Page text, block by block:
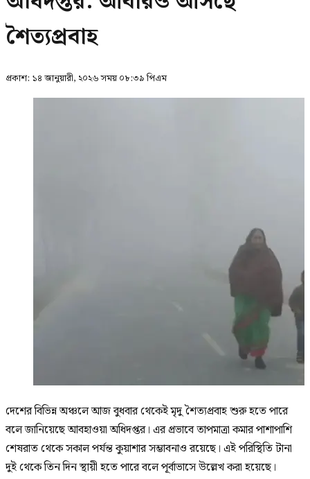
শৈত্যপ্রবাহ
প্রকাশ: ১৪ জানুয়ারী, ২০২৬ সময় ০৮:৩৯ পিএম
দেশের বিভিন্ন অঞ্চলে আজ বুধবার থেকেই মৃদু শৈত্যপ্রবাহ শুরু হতে পারে
বলে জানিয়েছে আবহাওয়া অধিদপ্তর। এর প্রভাবে তাপমাত্রা কমার পাশাপাশি
শেষরাত থেকে সকাল পর্যন্ত কুয়াশার সম্ভাবনাও রয়েছে। এই পরিস্থিতি টানা
দুই থেকে তিন দিন স্থায়ী হতে পারে বলে পূর্বাভাসে উল্লেখ করা হয়েছে।